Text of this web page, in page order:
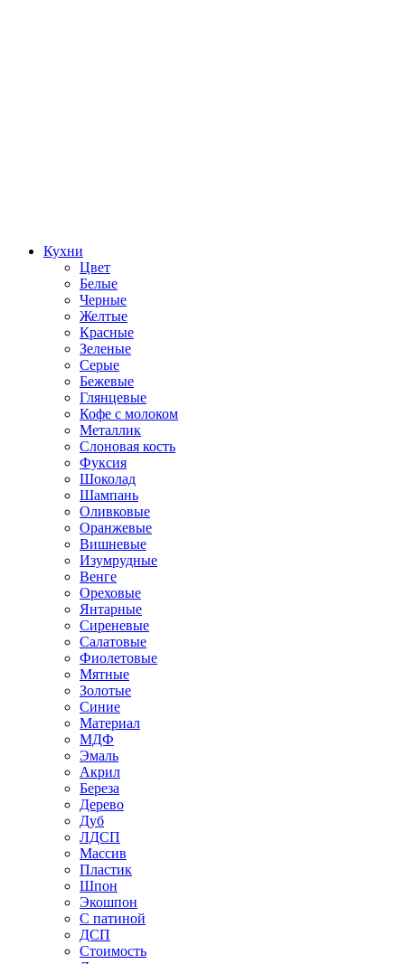
Кухни
Цвет
Белые
Черные
Желтые
Красные
Зеленые
Серые
Бежевые
Глянцевые
Кофе с молоком
Металлик
Слоновая кость
Фуксия
Шоколад
Шампань
Оливковые
Оранжевые
Вишневые
Изумрудные
Венге
Ореховые
Янтарные
Сиреневые
Салатовые
Фиолетовые
Мятные
Золотые
Синие
Материал
МДФ
Эмаль
Акрил
Береза
Дерево
Дуб
ЛДСП
Массив
Пластик
Шпон
Экошпон
С патиной
ДСП
Стоимость